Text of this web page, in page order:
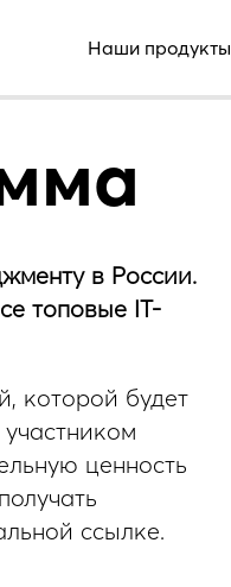
Наши продукты
в России.
топовые IT-
которой будет
ценность
ссылке.